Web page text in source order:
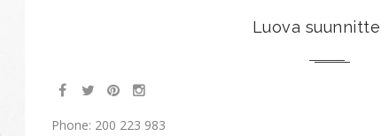
Luova
Phone: 200 223 983